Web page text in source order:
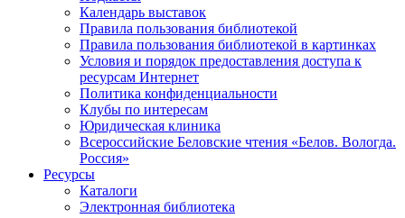
Календарь выставок
Правила пользования библиотекой
Правила пользования библиотекой в картинках
Условия и порядок предоставления доступа к
ресурсам Интернет
Политика конфиденциальности
Клубы по интересам
Юридическая клиника
Всероссийские Беловские чтения «Белов. Вологда.
Россия»
Ресурсы
Каталоги
Электронная библиотека